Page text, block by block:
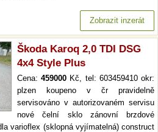
Zobrazit inzerát
Škoda Karoq 2,0 TDI DSG
4x4 Style Plus
Cena:459000 Kč, tel: 603459410 okr:
plzen koupeno v čr pravidelně
servisováno v autorizovaném servisu
nové čelní sklo zánovní brzdové
varioflex (sklopná vyjímatelná) construct